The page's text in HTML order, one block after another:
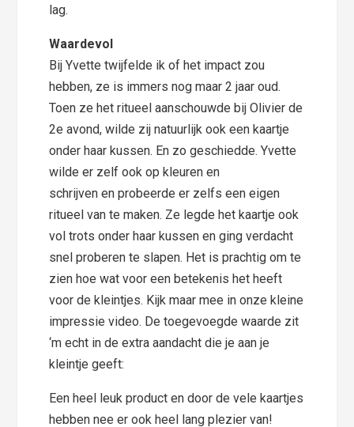
lag.
Waardevol
Bij Yvette twijfelde ik of het impact zou
hebben, ze is immers nog maar 2 jaar oud.
Toen ze het ritueel aanschouwde bij Olivier de
2e avond, wilde zij natuurlijk ook een kaartje
onder haar kussen. En zo geschiedde. Yvette
wilde er zelf ook op kleuren en
schrijven en probeerde er zelfs een eigen
ritueel van te maken. Ze legde het kaartje ook
vol trots onder haar kussen en ging verdacht
snel proberen te slapen. Het is prachtig om te
zien hoe wat voor een betekenis het heeft
voor de kleintjes. Kijk maar mee in onze kleine
impressie video. De toegevoegde waarde zit
‘m echt in de extra aandacht die je aan je
kleintje geeft:
Een heel leuk product en door de vele kaartjes
hebben nee er ook heel lang plezier van!